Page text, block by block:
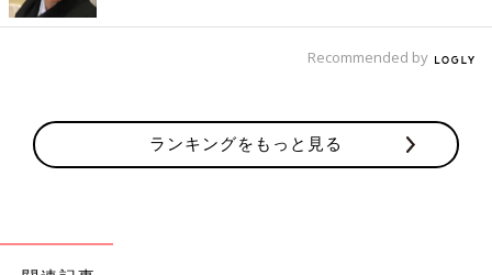
Recommended by
ランキングをもっと見る